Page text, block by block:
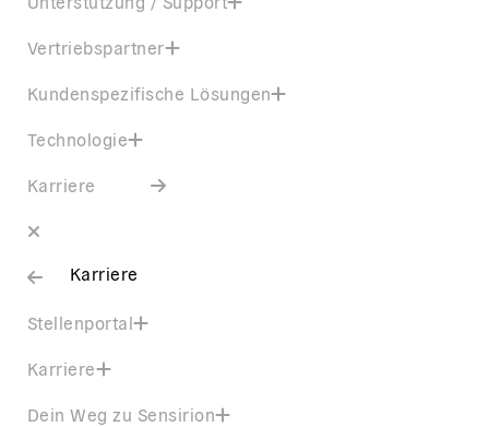
Vertriebspartner
Kundenspezifische Lösungen
Technologie
Karriere
Karriere
Stellenportal
Karriere
Dein Weg zu Sensirion